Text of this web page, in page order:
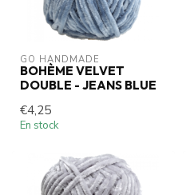
GO HANDMADE
BOHÈME VELVET
DOUBLE - JEANS BLUE
€4,25
En stock